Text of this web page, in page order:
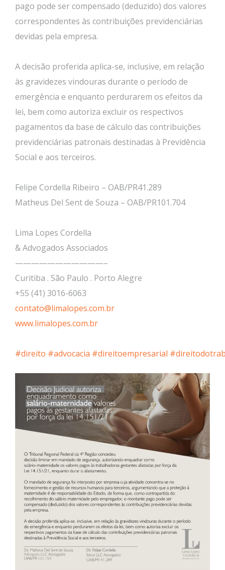
pago pode ser compensado (deduzido) dos valores
correspondentes às contribuições previdenciárias
devidas pela empresa.
A decisão proferida aplica-se, inclusive, em relação
às gravidezes vindouras durante o período de
emergência e enquanto perdurarem os efeitos da
lei, bem como autoriza excluir os respectivos
pagamentos da base de cálculo das contribuições
previdenciárias patronais destinadas à Previdência
Social e aos terceiros.
Felipe Cordella Ribeiro – OAB/PR41.289
Matheus Del Sent de Souza – OAB/PR101.704
Lima Lopes Cordella
& Advogados Associados
———————————–
Curitiba . São Paulo . Porto Alegre
+55 (41) 3016-6063
contato@limalopes.com.br
www.limalopes.com.br
#direito #advocacia #direitoempresarial